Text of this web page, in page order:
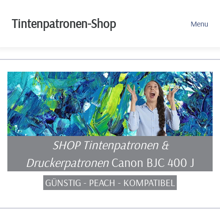
Tintenpatronen-Shop Menu
SHOP Tintenpatronen &
DruckerpatronenCanon BJC 400 J
GÜNSTIG - PEACH - KOMPATIBEL